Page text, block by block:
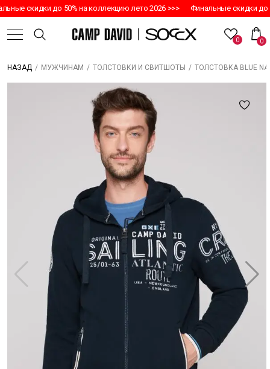
скидки до 50% на коллекцию лето 2026 >>> Финальные скидки до
0 0
НАЗАД / МУЖЧИНАМ / ТОЛСТОВКИ И СВИТШОТЫ / ТОЛСТОВКА BLUE